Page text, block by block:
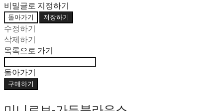
비밀글로 지정하기
돌아가기 저장하기
수정하기
삭제하기
목록으로 가기
돌아가기
구매하기